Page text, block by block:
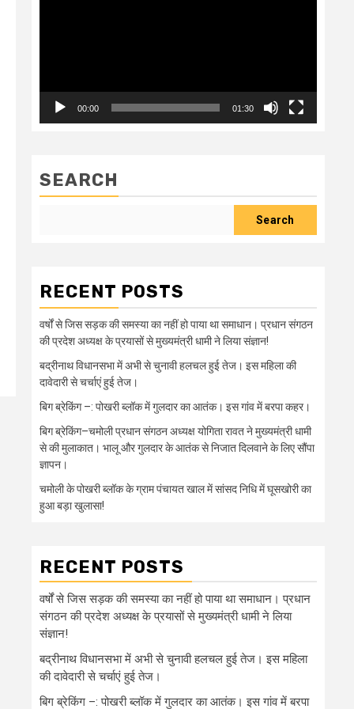
00:00 01:30
SEARCH
Search
RECENT POSTS
वर्षों से जिस सड़क की समस्या का नहीं हो पाया था समाधान। प्रधान संगठन
की प्रदेश अध्यक्ष के प्रयासों से मुख्यमंत्री धामी ने लिया संज्ञान!
बद्रीनाथ विधानसभा में अभी से चुनावी हलचल हुई तेज। इस महिला की
दावेदारी से चर्चाएं हुई तेज।
बिग ब्रेकिंग –: पोखरी ब्लॉक में गुलदार का आतंक। इस गांव में बरपा कहर।
बिग ब्रेकिंग–चमोली प्रधान संगठन अध्यक्ष योगिता रावत ने मुख्यमंत्री धामी
से की मुलाकात। भालू और गुलदार के आतंक से निजात दिलवाने के लिए सौंपा
ज्ञापन।
चमोली के पोखरी ब्लॉक के ग्राम पंचायत खाल में सांसद निधि में घूसखोरी का
हुआ बड़ा खुलासा!
RECENT POSTS
वर्षों से जिस सड़क की समस्या का नहीं हो पाया था समाधान। प्रधान
संगठन की प्रदेश अध्यक्ष के प्रयासों से मुख्यमंत्री धामी ने लिया
संज्ञान!
बद्रीनाथ विधानसभा में अभी से चुनावी हलचल हुई तेज। इस महिला
की दावेदारी से चर्चाएं हुई तेज।
बिग ब्रेकिंग –: पोखरी ब्लॉक में गुलदार का आतंक। इस गांव में बरपा